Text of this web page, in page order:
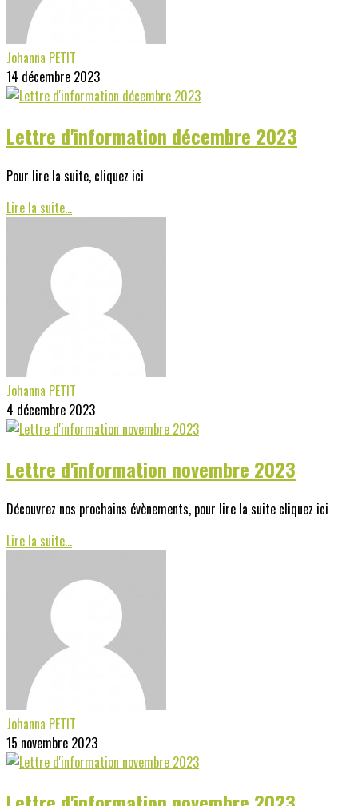
Johanna PETIT
14 décembre 2023
Lettre d'information décembre 2023
Pour lire la suite, cliquez ici
Lire la suite...
Johanna PETIT
4 décembre 2023
Lettre d'information novembre 2023
Découvrez nos prochains évènements, pour lire la suite cliquez ici
Lire la suite...
Johanna PETIT
15 novembre 2023